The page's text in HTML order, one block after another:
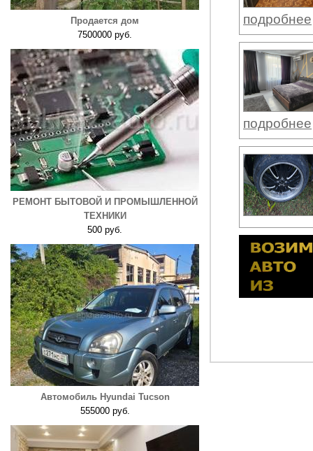
Продается дом
7500000 руб.
РЕМОНТ БЫТОВОЙ И ПРОМЫШЛЕННОЙ
ТЕХНИКИ
500 руб.
Автомобиль Hyundai Tucson
555000 руб.
подробнее
подробнее